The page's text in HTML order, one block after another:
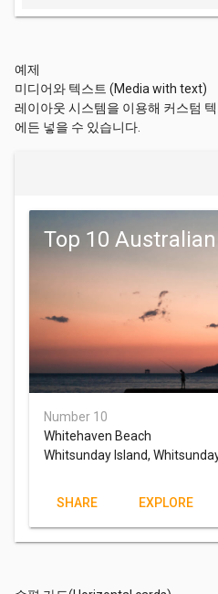
예제
미디어와 텍스트 (Media with text)
레이아웃 시스템을 이용해 커스텀
에든 넣을 수 있습니다.
Top 10
Number 10
Whitehaven Beach
Whitsunday Island,
SHARE EXPLORE